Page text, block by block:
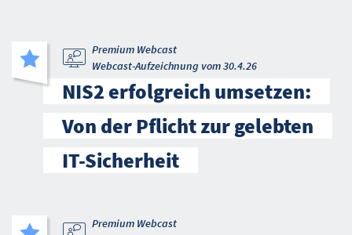
Premium Webcast
Webcast-Aufzeichnung vom 30.4.26
NIS2 erfolgreich umsetzen:
Von der Pflicht zur gelebten
IT-Sicherheit
Premium Webcast